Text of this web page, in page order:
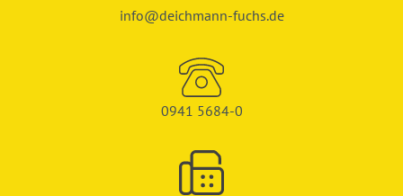
info@deichmann-fuchs.de
0941 5684-0